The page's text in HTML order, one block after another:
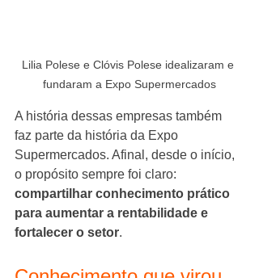
Lilia Polese e Clóvis Polese idealizaram e
fundaram a Expo Supermercados
A história dessas empresas também
faz parte da história da Expo
Supermercados. Afinal, desde o início,
o propósito sempre foi claro:
compartilhar conhecimento prático
para aumentar a rentabilidade e
fortalecer o setor.